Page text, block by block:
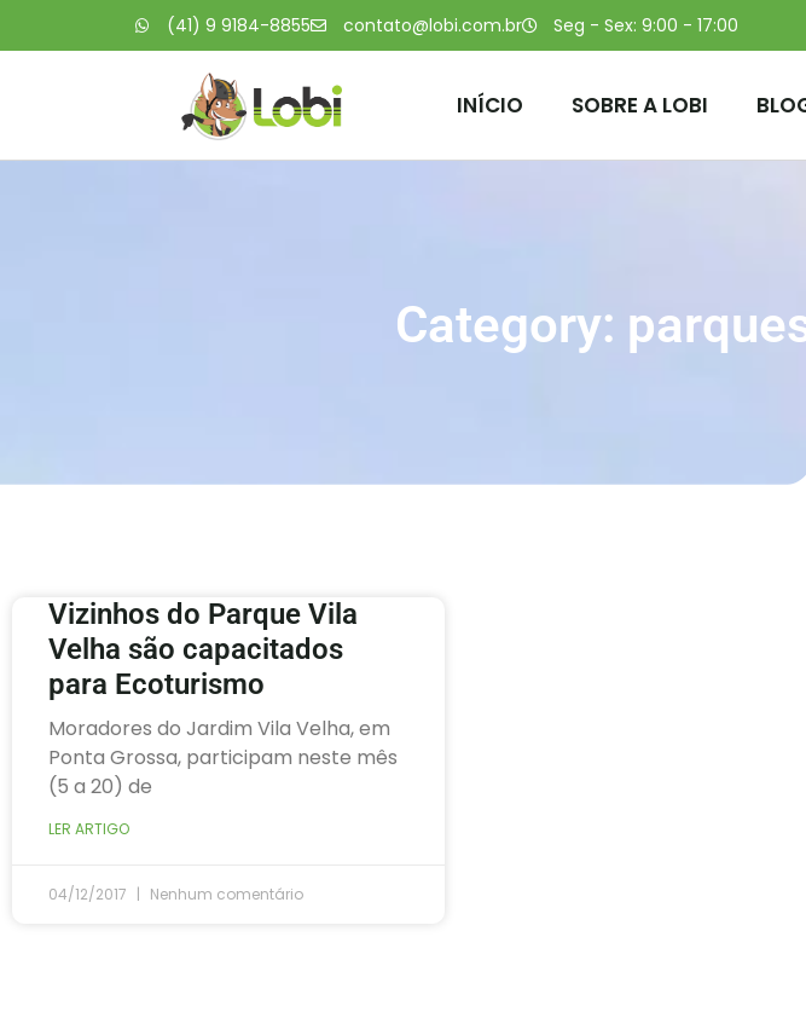
(41) 9 9184-8855 contato@lobi.com.br Seg - Sex: 9:00 - 17:00
INÍCIO SOBRE A LOBI
Category:
Vizinhos do Parque Vila
Velha são capacitados
para Ecoturismo
Moradores do Jardim Vila Velha, em
Ponta Grossa, participam neste mês
(5 a 20) de
LER ARTIGO
04/12/2017 Nenhum comentário